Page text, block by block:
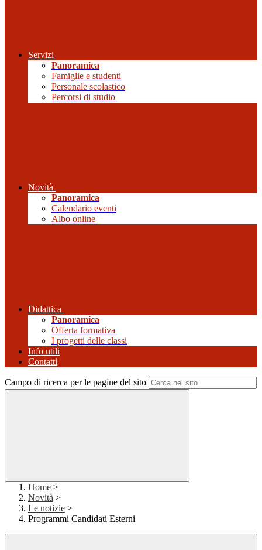
Servizi
Panoramica
Famiglie e studenti
Personale scolastico
Percorsi di studio
Novità
Panoramica
Calendario eventi
Albo online
Didattica
Panoramica
Offerta formativa
I progetti delle classi
Info utili
Contatti
Campo di ricerca per le pagine del sito
Home >
Novità >
Le notizie >
Programmi Candidati Esterni